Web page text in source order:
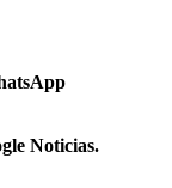
Noticias.